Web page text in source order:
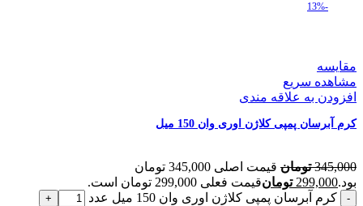
-13%
مقایسه
مشاهده سریع
افزودن به علاقه مندی
کرم آبرسان پمپی کلاژن اوری وان 150 میل
345,000 تومان
قیمت اصلی 345,000 تومان
بود.299,000 تومانقیمت فعلی 299,000 تومان است.
کرم آبرسان پمپی کلاژن اوری وان 150 میل عدد